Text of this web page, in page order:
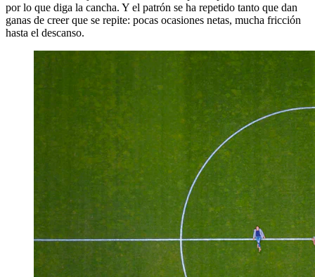
por lo que diga la cancha. Y el patrón se ha repetido tanto que dan
ganas de creer que se repite: pocas ocasiones netas, mucha fricción
hasta el descanso.